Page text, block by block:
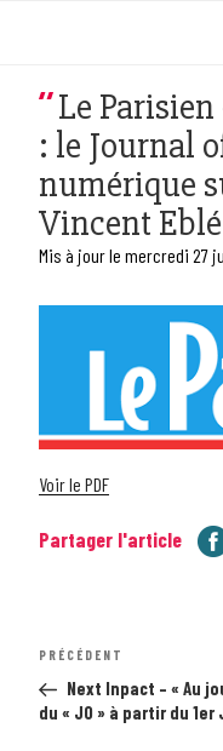
Le
: le Journal
numérique
Vincent
Mis à jour le mercredi 27
Voir le PDF
Partager l'article
de
l’article
Article
précédent
PRÉCÉDENT
Next Inpact – « Au
du « JO » à partir du 1er